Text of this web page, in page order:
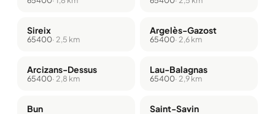
Sireix
65400· 2,5 km
Argelès-Gazost
65400· 2,6 km
Arcizans-Dessus
65400· 2,8 km
Lau-Balagnas
65400· 2,9 km
Bun Saint-Savin